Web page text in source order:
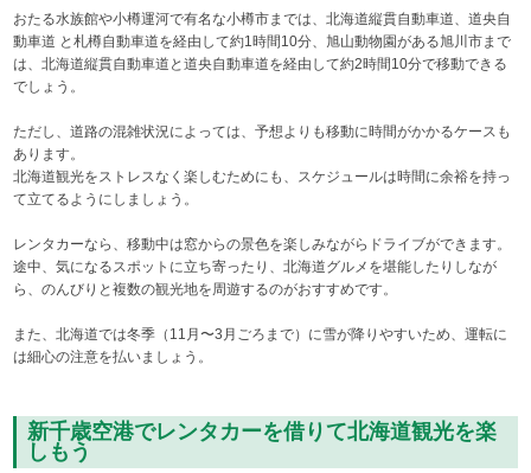
おたる水族館や小樽運河で有名な小樽市までは、北海道縦貫自動車道、道央自
動車道 と札樽自動車道を経由して約1時間10分、旭山動物園がある旭川市まで
は、北海道縦貫自動車道と道央自動車道を経由して約2時間10分で移動できる
でしょう。
ただし、道路の混雑状況によっては、予想よりも移動に時間がかかるケースも
あります。
北海道観光をストレスなく楽しむためにも、スケジュールは時間に余裕を持っ
て立てるようにしましょう。
レンタカーなら、移動中は窓からの景色を楽しみながらドライブができます。
途中、気になるスポットに立ち寄ったり、北海道グルメを堪能したりしなが
ら、のんびりと複数の観光地を周遊するのがおすすめです。
また、北海道では冬季（11月〜3月ごろまで）に雪が降りやすいため、運転に
は細心の注意を払いましょう。
新千歳空港でレンタカーを借りて北海道観光を楽
しもう